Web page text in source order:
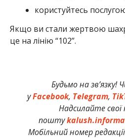
користуйтесь
Якщо ви стали жертвою
це на лінію “102”.
Будьмо на
уFacebook, Telegram,
Надсилайте
пошту
Мобільний номер